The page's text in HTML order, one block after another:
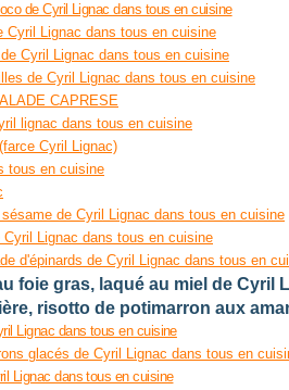
de Cyril Lignac dans tous en cuisine
Cyril Lignac dans tous en cuisine
Cyril Lignac dans tous en cuisine
de Cyril Lignac dans tous en cuisine
CAPRESE
lignac dans tous en cuisine
Cyril Lignac)
tous en cuisine
de Cyril Lignac dans tous en cuisine
Lignac dans tous en cuisine
d'épinards de Cyril Lignac dans tous en
foie gras, laqué au miel de Cyril
risotto de potimarron aux
Lignac dans tous en cuisine
glacés de Cyril Lignac dans tous en
Lignac dans tous en cuisine